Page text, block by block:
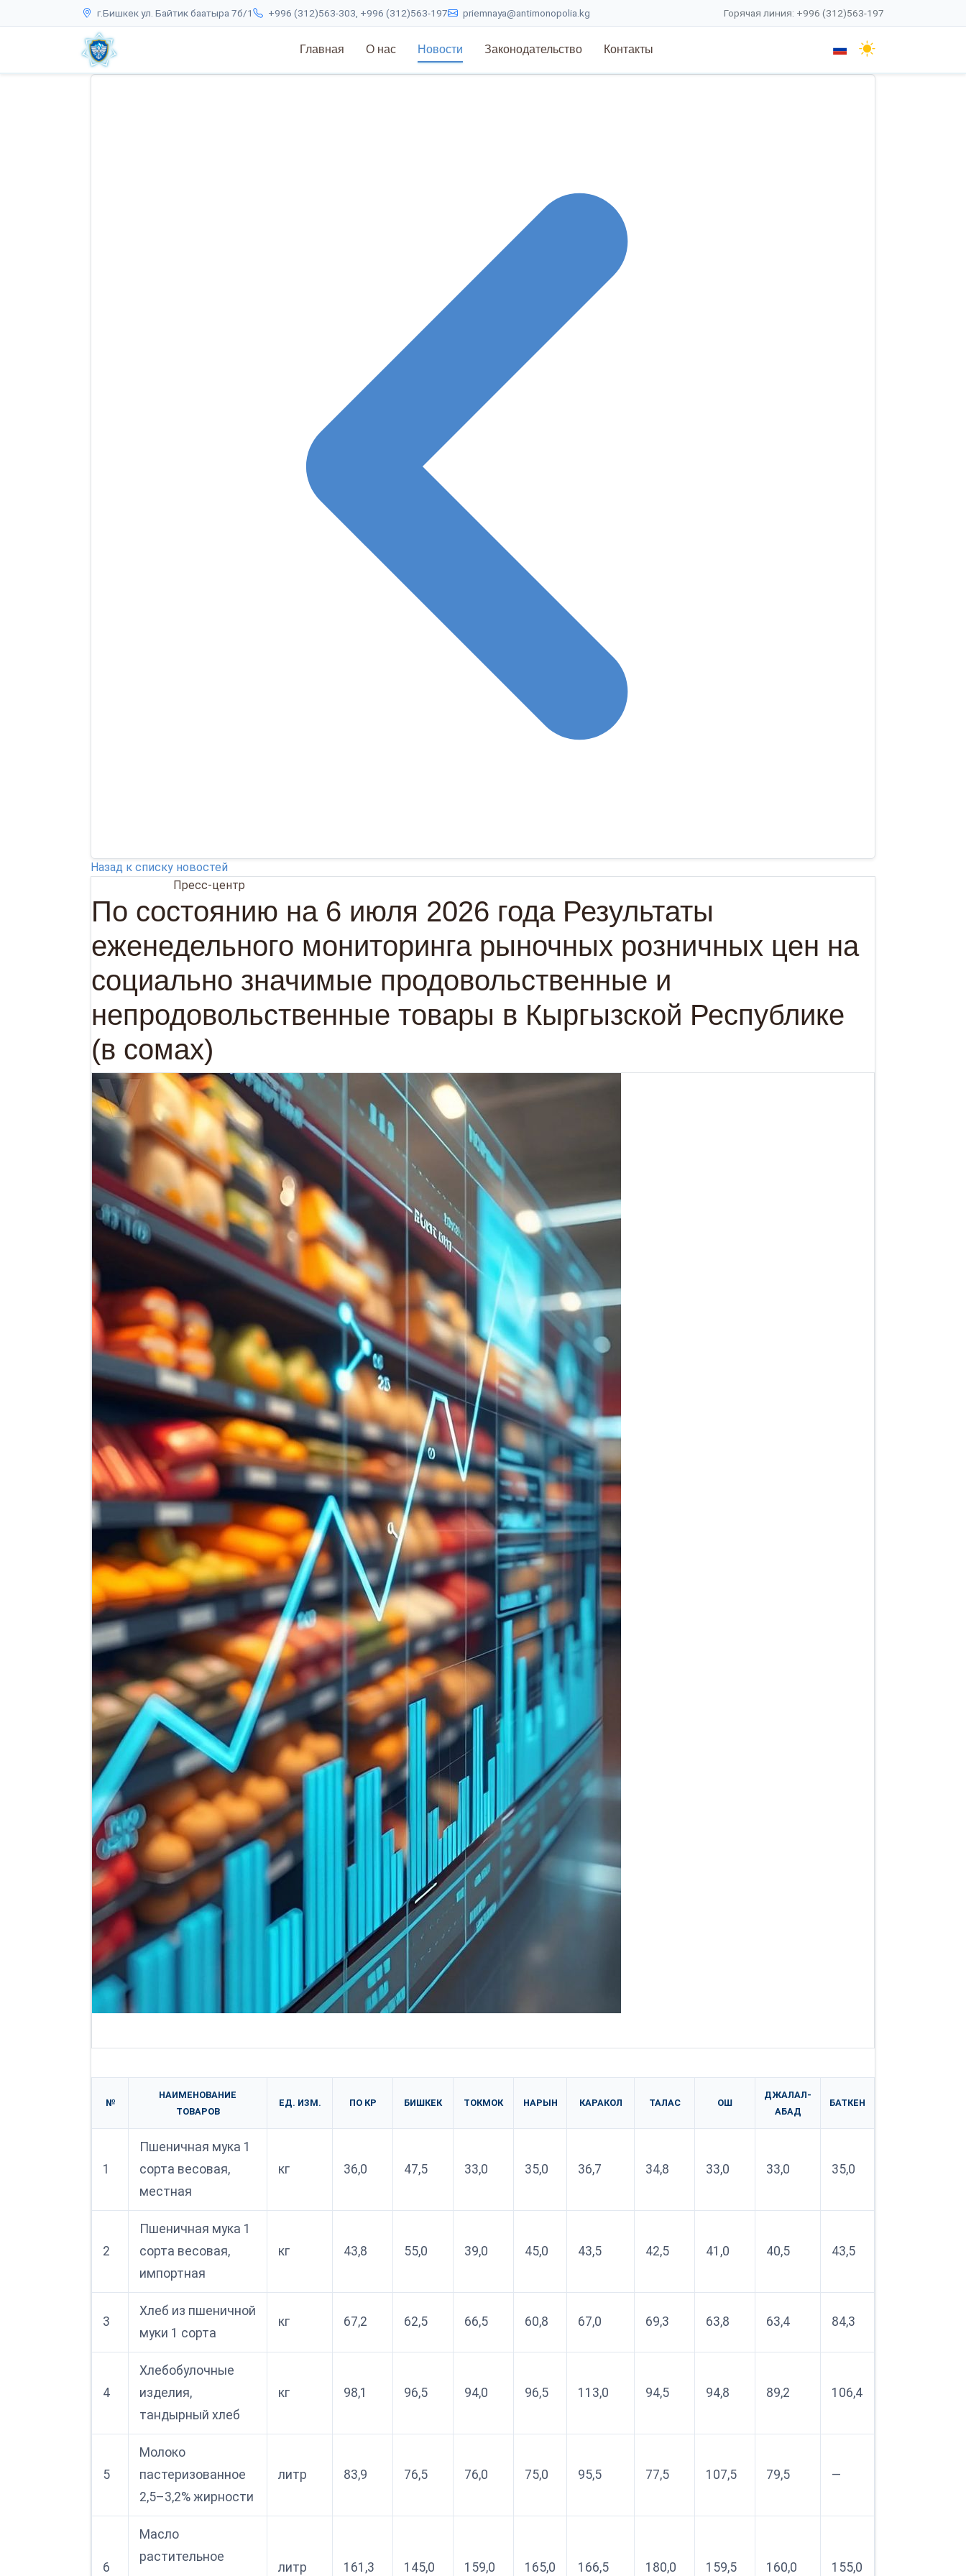
г.Бишкек ул. Байтик баатыра 7б/1 +996 (312)563-303, +996 (312)563-197 priemnaya@antimonopolia.kg Горячая линия: +996 (312)563-197
Главная О нас Новости Законодательство Контакты
Назад к списку новостей
Пресс-центр
По состоянию на 6 июля 2026 года Результаты
еженедельного мониторинга рыночных розничных цен на
социально значимые продовольственные и
непродовольственные товары в Кыргызской Республике
(в сомах)
№
НАИМЕНОВАНИЕ
ТОВАРОВ
ЕД. ИЗМ. ПО КР БИШКЕК ТОКМОК НАРЫН КАРАКОЛ ТАЛАС ОШ
ДЖАЛАЛ-
АБАД
БАТКЕН
1
Пшеничная мука 1
сорта весовая,
местная
кг 36,0 47,5 33,0 35,0 36,7 34,8 33,0 33,0 35,0
2
Пшеничная мука 1
сорта весовая,
импортная
кг 43,8 55,0 39,0 45,0 43,5 42,5 41,0 40,5 43,5
3
Хлеб из пшеничной
муки 1 сорта
кг 67,2 62,5 66,5 60,8 67,0 69,3 63,8 63,4 84,3
4
Хлебобулочные
изделия,
тандырный хлеб
кг 98,1 96,5 94,0 96,5 113,0 94,5 94,8 89,2 106,4
5
Молоко
пастеризованное
2,5–3,2% жирности
литр 83,9 76,5 76,0 75,0 95,5 77,5 107,5 79,5 —
6
Масло
растительное
литр 161,3 145,0 159,0 165,0 166,5 180,0 159,5 160,0 155,0